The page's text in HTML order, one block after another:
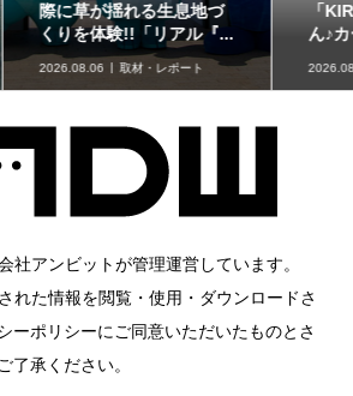
るる
」...
色のコスメ「ポンデクル
ール どうぶつの森 マル...
2026.08.06 グッズ情報
社アンビットが管理運営しています。
れた情報を閲覧・使用・ダウンロードさ
ーポリシーにご同意いただいたものとさ
了承ください。